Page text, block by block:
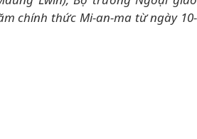
chính thức Mi-an-ma từ ngày 10-